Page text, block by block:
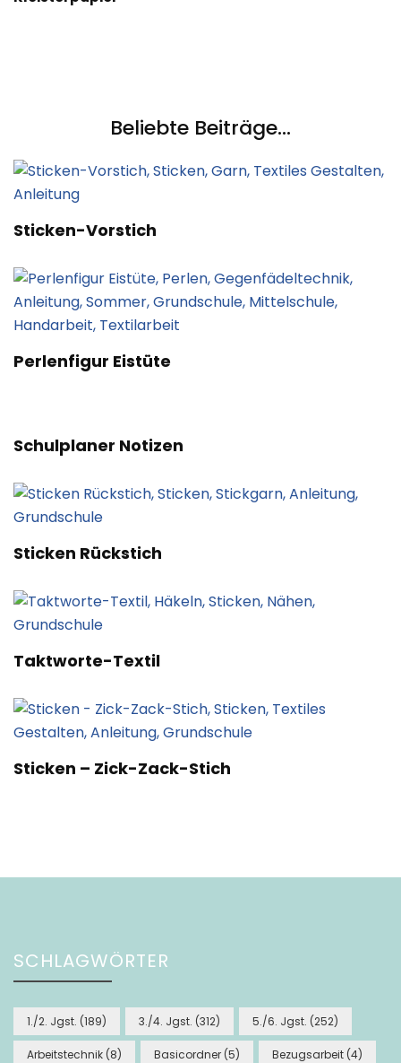
Beliebte Beiträge...
Sticken-Vorstich
Perlenfigur Eistüte
Schulplaner Notizen
Sticken Rückstich
Taktworte-Textil
Sticken – Zick-Zack-Stich
SCHLAGWÖRTER
1./2. Jgst. (189) 3./4. Jgst. (312) 5./6. Jgst. (252)
Arbeitstechnik (8) Basicordner (5) Bezugsarbeit (4)